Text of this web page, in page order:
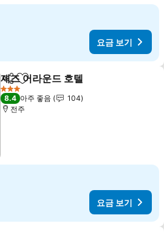
요금 보기
공유 즐겨찾기에 추가
재즈 어라운드 호텔
3 성급
8.4 아주 좋음
104
전주
요금 보기